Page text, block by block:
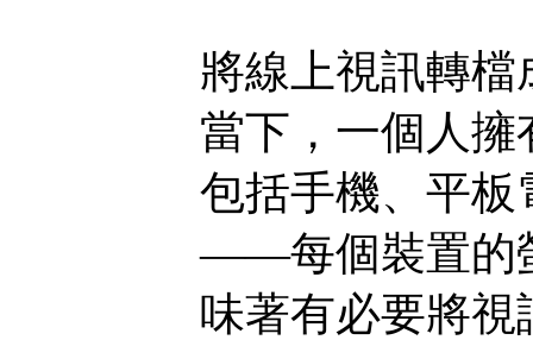
將線上視訊轉
當下，一個人
包括手機、平
——每個裝置的
味著有必要將